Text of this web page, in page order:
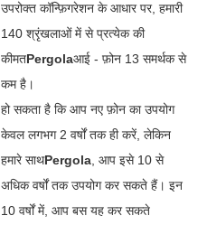
उपरोक्त कॉन्फ़िगरेशन के आधार पर, हमारी
140 श्रृंखलाओं में से प्रत्येक की
कीमतPergolaआई - फ़ोन 13 समर्थक से
कम है।
हो सकता है कि आप नए फ़ोन का उपयोग
केवल लगभग 2 वर्षों तक ही करें, लेकिन
हमारे साथPergola, आप इसे 10 से
अधिक वर्षों तक उपयोग कर सकते हैं। इन
10 वर्षों में, आप बस यह कर सकते